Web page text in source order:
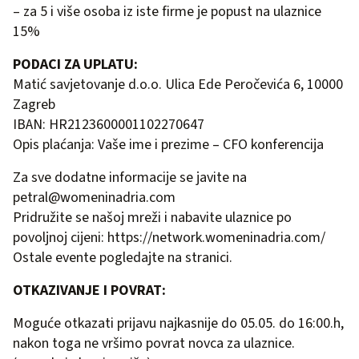
– za 5 i više osoba iz iste firme je popust na ulaznice
15%
PODACI ZA UPLATU:
Matić savjetovanje d.o.o. Ulica Ede Peročevića 6, 10000
Zagreb
IBAN: HR2123600001102270647
Opis plaćanja: Vaše ime i prezime – CFO konferencija
Za sve dodatne informacije se javite na
petral@womeninadria.com
Pridružite se našoj mreži i nabavite ulaznice po
povoljnoj cijeni: https://network.womeninadria.com/
Ostale evente pogledajte na stranici.
OTKAZIVANJE I POVRAT:
Moguće otkazati prijavu najkasnije do 05.05. do 16:00.h,
nakon toga ne vršimo povrat novca za ulaznice.